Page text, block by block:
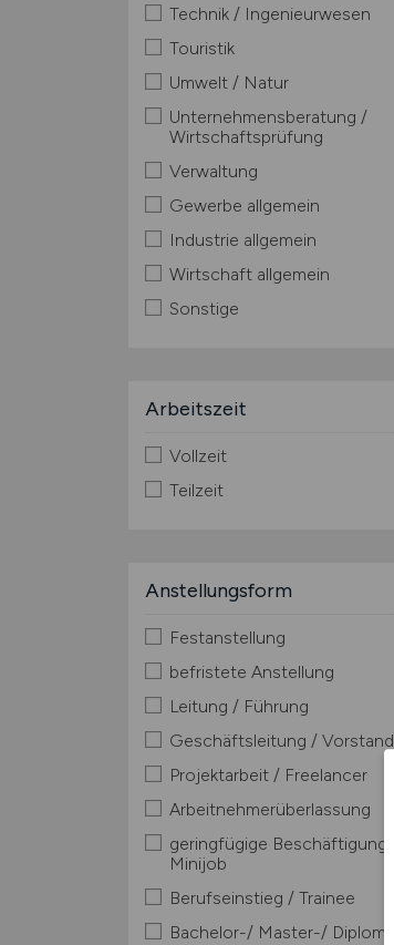
Technik / Ingenieurwesen
Touristik
Umwelt / Natur
Unternehmensberatung /
Wirtschaftsprüfung
Verwaltung
Gewerbe allgemein
Industrie allgemein
Wirtschaft allgemein
Sonstige
Arbeitszeit
Vollzeit
Teilzeit
Anstellungsform
Festanstellung
befristete Anstellung
Leitung / Führung
Geschäftsleitung / Vorstand
Projektarbeit / Freelancer
Arbeitnehmerüberlassung
geringfügige Beschäftigung /
Minijob
Berufseinstieg / Trainee
Bachelor-/ Master-/ Diplom-